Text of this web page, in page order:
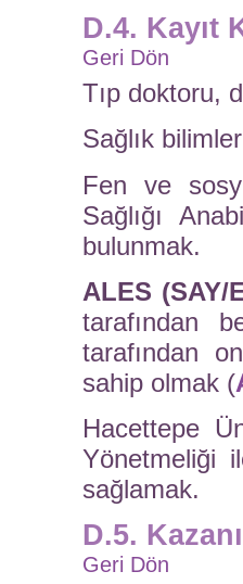
D.4. Kayıt
Geri Dön
Tıp doktoru,
Sağlık
Fen ve
Sağlığı
bulunmak.
ALES (SAY/
tarafından
tarafından
sahip olmak (
Hacettepe
Yönetmeliği
sağlamak.
D.5.
Geri Dön